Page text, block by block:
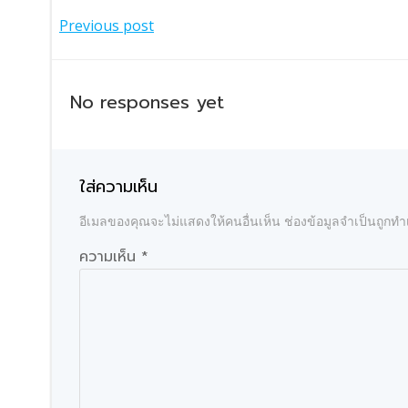
แนะแนว
เรื่อง
Previous post
No responses yet
ใส่ความเห็น
อีเมลของคุณจะไม่แสดงให้คนอื่นเห็น ช่องข้อมูลจำเป็นถูกทำ
ความเห็น *